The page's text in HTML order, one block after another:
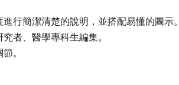
行簡潔清楚的說明，並搭配易懂的圖示。
者、醫學專科生編集。
。